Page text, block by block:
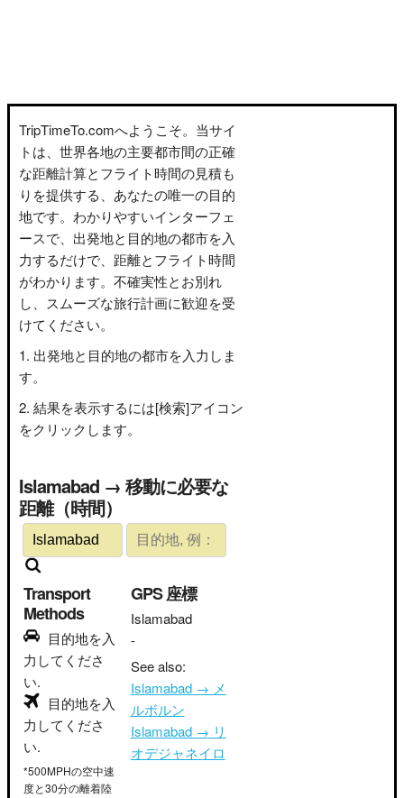
TripTimeTo.comへようこそ。当サイ
トは、世界各地の主要都市間の正確
な距離計算とフライト時間の見積も
りを提供する、あなたの唯一の目的
地です。わかりやすいインターフェ
ースで、出発地と目的地の都市を入
力するだけで、距離とフライト時間
がわかります。不確実性とお別れ
し、スムーズな旅行計画に歓迎を受
けてください。
出発地と目的地の都市を入力しま
す。
結果を表示するには[検索]アイコン
をクリックします。
Islamabad → 移動に必要な
距離（時間）
Transport
Methods
目的地を入
力してくださ
い.
目的地を入
力してくださ
い.
*500MPHの空中速
度と30分の離着陸
GPS 座標
Islamabad
-
See also:
Islamabad → メ
ルボルン
Islamabad → リ
オデジャネイロ